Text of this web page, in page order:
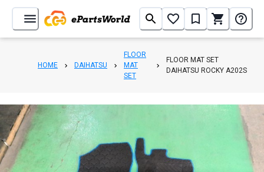
HOME DAIHATSU
FLOOR
MAT
SET
FLOOR MAT SET
DAIHATSU ROCKY A202S
1/